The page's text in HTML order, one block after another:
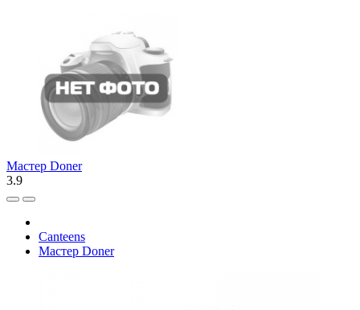
Мастер Doner
3.9
Canteens
Мастер Doner